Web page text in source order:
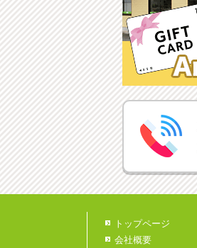
トップページ
会社概要